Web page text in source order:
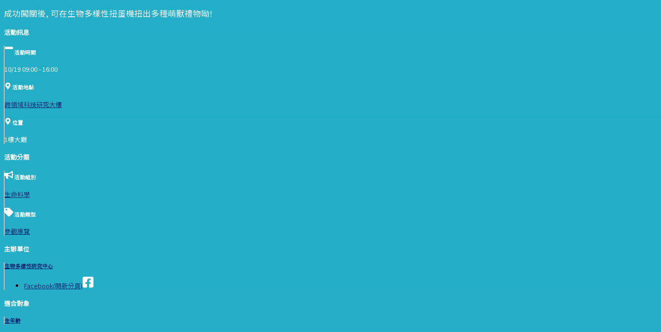
成功闖關後, 可在生物多樣性扭蛋機扭出多種萌獸禮物呦!
活動訊息
活動時間
10/19 09:00 -16:00
活動地點
跨領域科技研究大樓
位置
1樓大廳
活動分類
活動組別
生命科學
活動類型
參觀導覽
主辦單位
生物多樣性研究中心
Facebook(開新分頁)
適合對象
全年齡